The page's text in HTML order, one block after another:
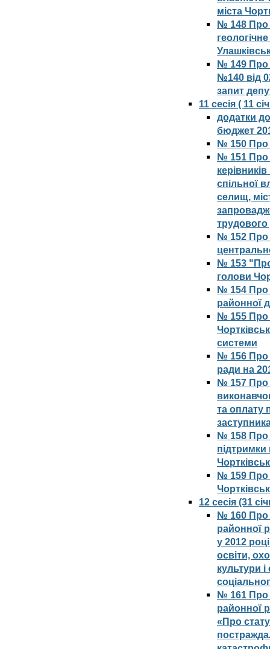
міста
№ 148 Про
№ 149 Про
№140 від
запит
11 сесія ( 11
додатки
бюджет
№ 150 Про
№ 151 Про
спільної
селищ,
№ 152 Про
№ 153
голови
№ 154 Про
районної
№ 155 Про
системи
№ 156 Про
ради на
№ 157 Про
та оплату
№ 158 Про
№ 159 Про
12 сесія (31
№ 160 Про
районної
у 2012
освіти,
культури і
№ 161 Про
районної
«Про